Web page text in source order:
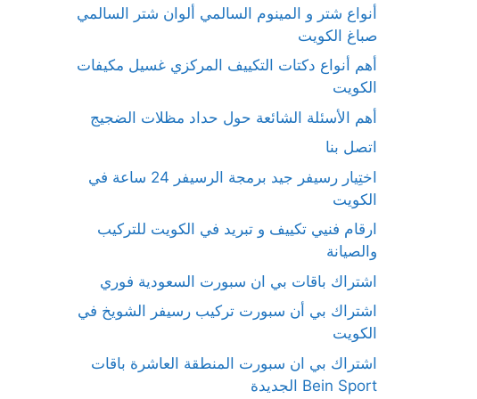
أنواع شتر و المينوم السالمي ألوان شتر السالمي
صباغ الكويت
أهم أنواع دكتات التكييف المركزي غسيل مكيفات
الكويت
أهم الأسئلة الشائعة حول حداد مظلات الضجيج
اتصل بنا
اختِيار رسيفر جيد برمجة الرسيفر 24 ساعة في
الكويت
ارقام فنيي تكييف و تبريد في الكويت للتركيب
والصيانة
اشتراك باقات بي ان سبورت السعودية فوري
اشتراك بي أن سبورت تركيب رسيفر الشويخ في
الكويت
اشتراك بي ان سبورت المنطقة العاشرة باقات
Bein Sport الجديدة